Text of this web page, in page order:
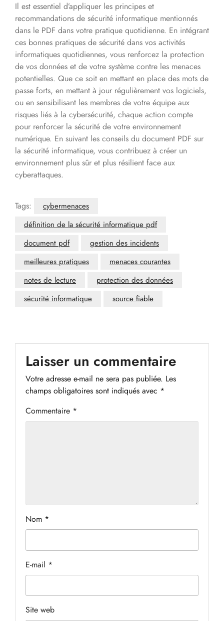
Il est essentiel d’appliquer les principes et
recommandations de sécurité informatique mentionnés
dans le PDF dans votre pratique quotidienne. En intégrant
ces bonnes pratiques de sécurité dans vos activités
informatiques quotidiennes, vous renforcez la protection
de vos données et de votre système contre les menaces
potentielles. Que ce soit en mettant en place des mots de
passe forts, en mettant à jour régulièrement vos logiciels,
ou en sensibilisant les membres de votre équipe aux
risques liés à la cybersécurité, chaque action compte
pour renforcer la sécurité de votre environnement
numérique. En suivant les conseils du document PDF sur
la sécurité informatique, vous contribuez à créer un
environnement plus sûr et plus résilient face aux
cyberattaques.
Tags:
cybermenaces
définition de la sécurité informatique pdf
document pdf
gestion des incidents
meilleures pratiques
menaces courantes
notes de lecture
protection des données
sécurité informatique
source fiable
Laisser un commentaire
Votre adresse e-mail ne sera pas publiée. Les
champs obligatoires sont indiqués avec *
Commentaire *
Nom *
E-mail *
Site web